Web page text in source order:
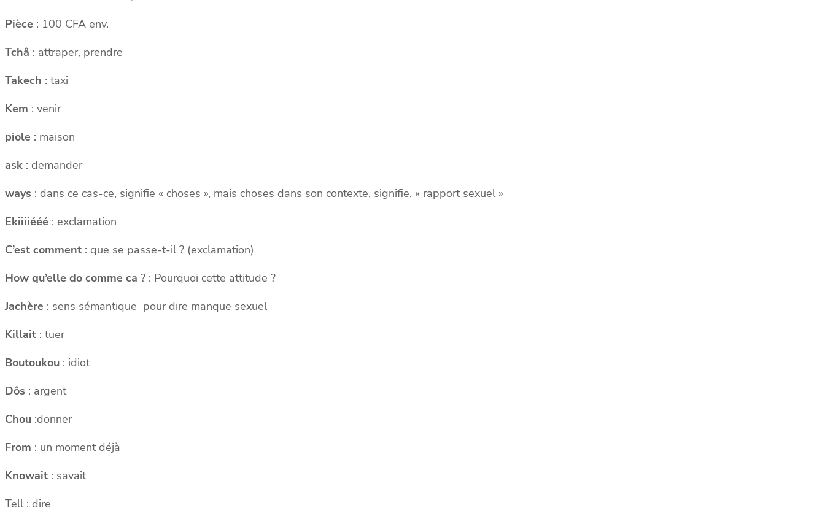
Pièce : 100 CFA env.
Tchâ : attraper, prendre
Takech : taxi
Kem : venir
piole : maison
ask : demander
ways : dans ce cas-ce, signifie « choses », mais choses dans son contexte, signifie, « rapport sexuel »
Ekiiiiééé : exclamation
C’est comment : que se passe-t-il ? (exclamation)
How qu’elle do comme ca ? : Pourquoi cette attitude ?
Jachère : sens sémantique pour dire manque sexuel
Killait : tuer
Boutoukou : idiot
Dôs : argent
Chou :donner
From : un moment déjà
Knowait : savait
Tell : dire